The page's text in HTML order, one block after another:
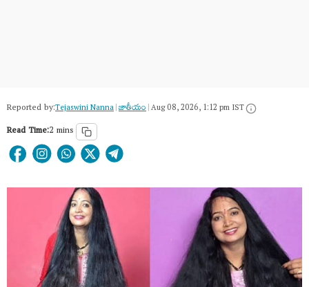
Reported by:Tejaswini Nanna|జాతీయం|Aug 08, 2026, 1:12 pm IST
Read Time:2 mins